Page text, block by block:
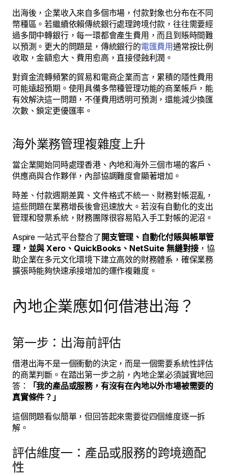
出海後，企業收入來自多個市場，付款對象也分布在不同
幣種區。若繼續依賴傳統銀行處理跨境付款，往往需要經
過多間中轉銀行，每一環都會產生費用，而且到賬時間難
以預測。更大的問題是，傳統銀行的電匯費用通常按比例
收取，金額愈大、費用愈高，直接侵蝕利潤。
對資金流轉頻繁的貿易和電商企業而言，累積的隱性費用
可能遠超預期。使用具備多幣種管理功能的商業帳戶，能
有效解決這一問題，不僅費用透明可預測，還能減少換匯
次數、鎖定更優匯率。
海外業務管理複雜度上升
當企業開始同時處理香港、內地和海外三個市場的客戶、
供應商與合作夥伴，內部協調難度會顯著增加。
時差、付款週期差異、文件格式不統一、財務對帳混亂，
這些問題在業務增長後會迅速放大。若沒有自動化的支出
管理和發票系統，財務團隊很容易陷入手工對帳的泥沼。
Aspire 一站式平台整合了 開支管理、自動化付賬與帳單管
理，並與 Xero、QuickBooks、NetSuite 無縫對接 ，協
助企業在多元文化環境下建立高效的財務體系，確保業務
擴張時能夠快速承接增加的運作複雜度。
內地企業應如何借港出海？
第一步：出海前評估
借港出海不是一個衝動的決定，而是一個需要系統性評估
的商業判斷。在踏出第一步之前，內地企業必須誠實地回
答：
「我的產品或服務，有沒有在內地以外市場被需要的
真實條件？」
這個問題看似簡單，但回答起來需要從四個維度逐一拆
解。
評估維度一：產品或服務的跨境適配
性